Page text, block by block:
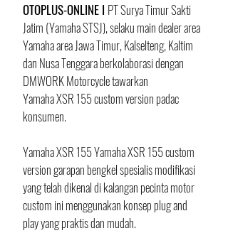
OTOPLUS-ONLINE I PT Surya Timur Sakti
Jatim (Yamaha STSJ), selaku main dealer area
Yamaha area Jawa Timur, Kalselteng, Kaltim
dan Nusa Tenggara berkolaborasi dengan
DMWORK Motorcycle tawarkan
Yamaha XSR 155 custom version padac
konsumen.
Yamaha XSR 155 Yamaha XSR 155 custom
version garapan bengkel spesialis modifikasi
yang telah dikenal di kalangan pecinta motor
custom ini menggunakan konsep plug and
play yang praktis dan mudah.